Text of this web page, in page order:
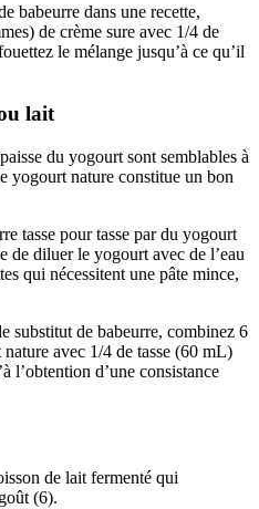
babeurre dans une recette,
de crème sure avec 1/4 de
le mélange jusqu’à ce qu’il
lait
du yogourt sont semblables à
yogourt nature constitue un bon
tasse pour tasse par du yogourt
de diluer le yogourt avec de l’eau
qui nécessitent une pâte mince,
substitut de babeurre, combinez 6
avec 1/4 de tasse (60 mL)
l’obtention d’une consistance
de lait fermenté qui
(6).